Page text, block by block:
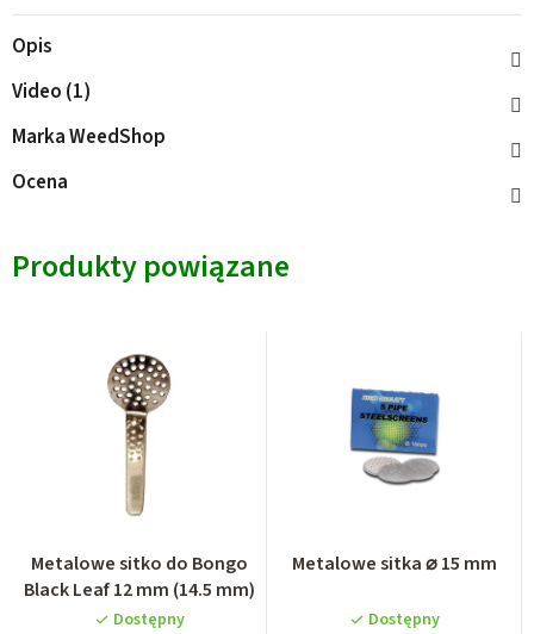
Opis
Video (1)
MarkaWeedShop
Ocena
Produkty powiązane
Metalowe sitko do Bongo
Black Leaf 12 mm (14.5 mm)
Dostępny
Metalowe sitka ⌀ 15 mm
Dostępny